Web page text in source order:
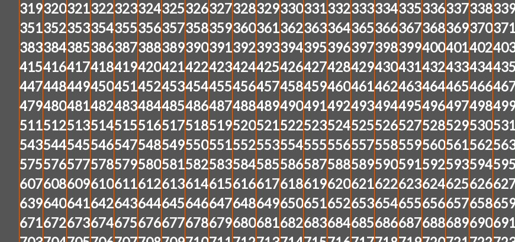
319320321322323324325326327328329330331332333334335336337338
351352353354355356357358359360361362363364365366367368369370
383384385386387388389390391392393394395396397398399400401402
415416417418419420421422423424425426427428429430431432433434435
447448449450451452453454455456457458459460461462463464465466
479480481482483484485486487488489490491492493494495496497498
511512513514515516517518519520521522523524525526527528529530
543544545546547548549550551552553554555556557558559560561562
575576577578579580581582583584585586587588589590591592593594595
607608609610611612613614615616617618619620621622623624625626
639640641642643644645646647648649650651652653654655656657658
671672673674675676677678679680681682683684685686687688689690